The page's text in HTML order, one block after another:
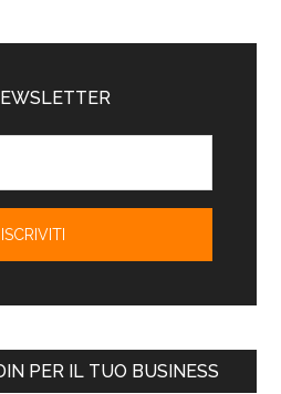
PER IL TUO BUSINESS